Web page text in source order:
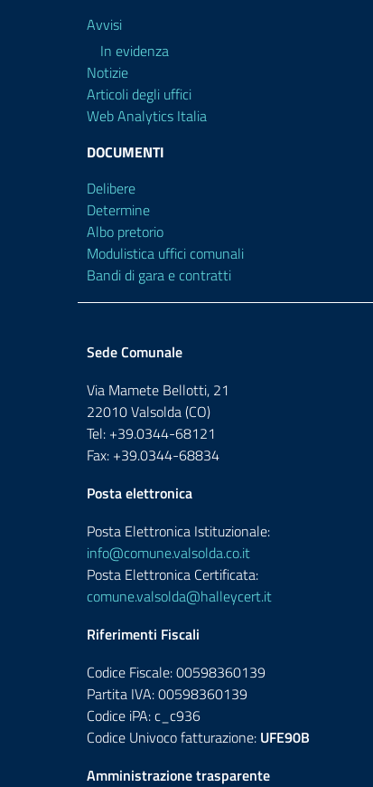
Avvisi
In evidenza
Notizie
Articoli degli uffici
Web Analytics Italia
DOCUMENTI
Delibere
Determine
Albo pretorio
Modulistica uffici comunali
Bandi di gara e contratti
Sede Comunale
Via Mamete Bellotti, 21
22010 Valsolda (CO)
Tel: +39.0344-68121
Fax: +39.0344-68834
Posta elettronica
Posta Elettronica Istituzionale:
info@comune.valsolda.co.it
Posta Elettronica Certificata:
comune.valsolda@halleycert.it
Riferimenti Fiscali
Codice Fiscale: 00598360139
Partita IVA: 00598360139
Codice iPA: c_c936
Codice Univoco fatturazione: UFE90B
Amministrazione trasparente